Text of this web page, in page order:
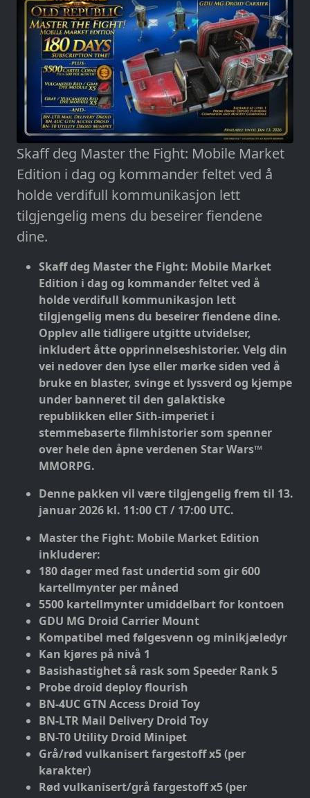
Skaff deg Master the Fight: Mobile Market
Edition i dag og kommander feltet ved å
holde verdifull kommunikasjon lett
tilgjengelig mens du beseirer fiendene
dine.
Skaff deg Master the Fight: Mobile Market
Edition i dag og kommander feltet ved å
holde verdifull kommunikasjon lett
tilgjengelig mens du beseirer fiendene dine.
Opplev alle tidligere utgitte utvidelser,
inkludert åtte opprinnelseshistorier. Velg din
vei nedover den lyse eller mørke siden ved å
bruke en blaster, svinge et lyssverd og kjempe
under banneret til den galaktiske
republikken eller Sith-imperiet i
stemmebaserte filmhistorier som spenner
over hele den åpne verdenen Star Wars™
MMORPG.
Denne pakken vil være tilgjengelig frem til 13.
januar 2026 kl. 11:00 CT / 17:00 UTC.
Master the Fight: Mobile Market Edition
inkluderer:
180 dager med fast undertid som gir 600
kartellmynter per måned
5500 kartellmynter umiddelbart for kontoen
GDU MG Droid Carrier Mount
Kompatibel med følgesvenn og minikjæledyr
Kan kjøres på nivå 1
Basishastighet så rask som Speeder Rank 5
Probe droid deploy flourish
BN-4UC GTN Access Droid Toy
BN-LTR Mail Delivery Droid Toy
BN-T0 Utility Droid Minipet
Grå/rød vulkanisert fargestoff x5 (per
karakter)
Rød vulkanisert/grå fargestoff x5 (per